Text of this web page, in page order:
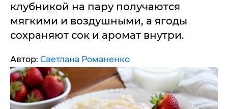
клубникой на пару получаются
мягкими и воздушными, а ягоды
сохраняют сок и аромат внутри.
Автор: Светлана Романенко